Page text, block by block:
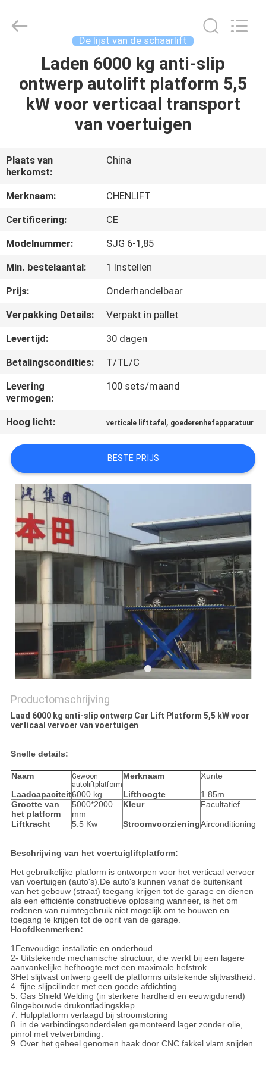
PRODUCTEN
ONS
FABRIEKSTOCHT
KWALITEITSCONTROLE
NEEM
CONTACT
MET
ONS
OP
NIEUWS
VRAAG
EEN
OFFERTE
SITEMAP
PRIVACYBELEID
LTD.
De lijst van de schaarlift
Laden 6000 kg anti-slip
ontwerp autolift platform 5,5
kW voor verticaal transport
van voertuigen
Plaats van
herkomst:
China
Merknaam:
CHENLIFT
Certificering:
CE
Modelnummer:
SJG 6-1,85
Min. bestelaantal:
1 Instellen
Prijs:
Onderhandelbaar
Verpakking Details:
Verpakt in pallet
Levertijd:
30 dagen
Betalingscondities:
T/TL/C
Levering
vermogen:
100 sets/maand
Hoog licht: verticale lifttafel , goederenhefapparatuur
BESTE PRIJS
Productomschrijving
Laad 6000 kg anti-slip ontwerp Car Lift Platform 5,5 kW voor
verticaal vervoer van voertuigen
Snelle details:
Naam
Gewoon
autoliftplatform
Merknaam
Xunte
Laadcapaciteit6000 kg Lifthoogte
1.85m
Grootte van
het platform
5000*2000
mm
Kleur Facultatief
Liftkracht 5.5 Kw StroomvoorzieningAirconditioning
Beschrijving van het voertuigliftplatform:
Het gebruikelijke platform is ontworpen voor het verticaal vervoer
van voertuigen (auto's).De auto's kunnen vanaf de buitenkant
van het gebouw (straat) toegang krijgen tot de garage en dienen
als een efficiënte constructieve oplossing wanneer, is het om
redenen van ruimtegebruik niet mogelijk om te bouwen en
toegang te krijgen tot de oprit van de garage.
Hoofdkenmerken:
1Eenvoudige installatie en onderhoud
2- Uitstekende mechanische structuur, die werkt bij een lagere
aanvankelijke hefhoogte met een maximale hefstrok.
3Het slijtvast ontwerp geeft de platforms uitstekende slijtvastheid.
4. fijne slijpcilinder met een goede afdichting
5. Gas Shield Welding (in sterkere hardheid en eeuwigdurend)
6Ingebouwde drukontladingsklep
7. Hulpplatform verlaagd bij stroomstoring
8. in de verbindingsonderdelen gemonteerd lager zonder olie,
pinrol met vetverbinding.
9. Over het geheel genomen haak door CNC fakkel vlam snijden